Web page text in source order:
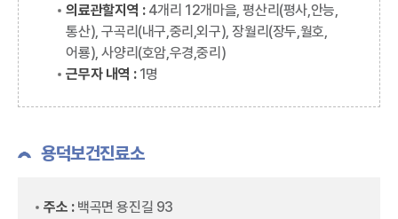
의료관할지역 : 4개리 12개마을, 평산리(평사,안능,
통산), 구곡리(내구,중리,외구), 장월리(장두,월호,
어룡), 사양리(호암,우경,중리)
근무자 내역 : 1명
용덕보건진료소
주소 : 백곡면 용진길 93